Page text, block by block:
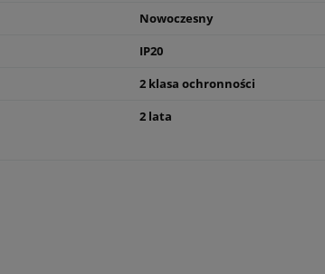
Nowoczesny
IP20
2 klasa ochronności
2 lata